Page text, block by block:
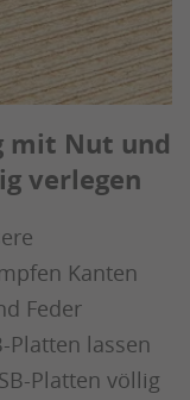
mit Nut und
verlegen
Kanten
Feder
Platten lassen
Platten völlig